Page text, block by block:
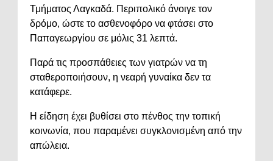
Τμήματος Λαγκαδά. Περιπολικό άνοιγε τον
δρόμο, ώστε το ασθενοφόρο να φτάσει στο
Παπαγεωργίου σε μόλις 31 λεπτά.
Παρά τις προσπάθειες των γιατρών να τη
σταθεροποιήσουν, η νεαρή γυναίκα δεν τα
κατάφερε.
Η είδηση έχει βυθίσει στο πένθος την τοπική
κοινωνία, που παραμένει συγκλονισμένη από την
απώλεια.